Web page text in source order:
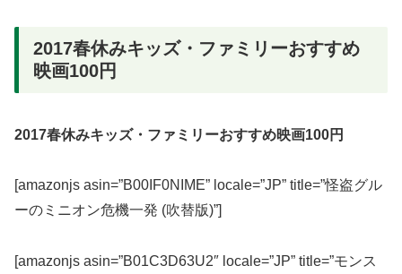
2017春休みキッズ・ファミリーおすすめ
映画100円
2017春休みキッズ・ファミリーおすすめ映画100円
[amazonjs asin=”B00IF0NIME” locale=”JP” title=”怪盗グル
ーのミニオン危機一発 (吹替版)”]
[amazonjs asin=”B01C3D63U2″ locale=”JP” title=”モンス